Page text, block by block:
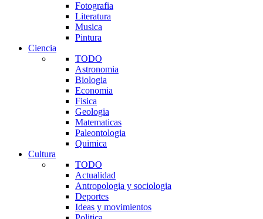
Fotografia
Literatura
Musica
Pintura
Ciencia
TODO
Astronomia
Biologia
Economia
Fisica
Geologia
Matematicas
Paleontologia
Quimica
Cultura
TODO
Actualidad
Antropologia y sociologia
Deportes
Ideas y movimientos